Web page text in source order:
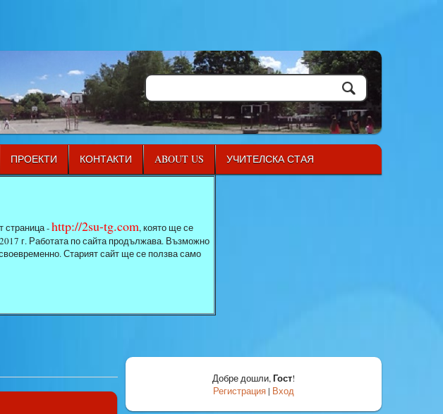
ПРОЕКТИ КОНТАКТИ ABOUT US УЧИТЕЛСКА СТАЯ
страница -http://2su-tg.com, която ще се
г. Работата по сайта продължава. Възможно
Старият сайт ще се ползва само
Добре дошли,Гост!
Регистрация| Вход